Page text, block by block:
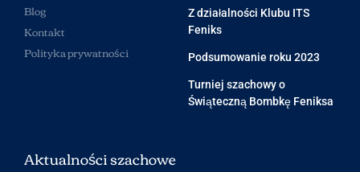
Blog
Kontakt
Polityka prywatności
Z działalności Klubu ITS
Feniks
Podsumowanie roku 2023
Turniej szachowy o
Świąteczną Bombkę Feniksa
Aktualności szachowe